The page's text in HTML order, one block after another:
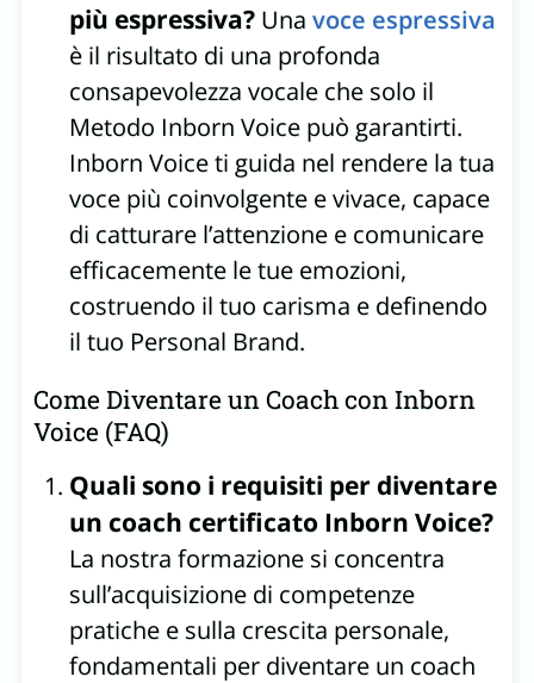
più espressiva? Una voce espressiva
è il risultato di una profonda
consapevolezza vocale che solo il
Metodo Inborn Voice può garantirti.
Inborn Voice ti guida nel rendere la tua
voce più coinvolgente e vivace, capace
di catturare l’attenzione e comunicare
efficacemente le tue emozioni,
costruendo il tuo carisma e definendo
il tuo Personal Brand.
Come Diventare un Coach con Inborn
Voice (FAQ)
Quali sono i requisiti per diventare
un coach certificato Inborn Voice?
La nostra formazione si concentra
sull’acquisizione di competenze
pratiche e sulla crescita personale,
fondamentali per diventare un coach